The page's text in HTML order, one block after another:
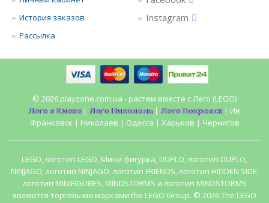
История заказов
Рассылка
Instagram
© 2026 playzone.com.ua - растем вместе с Лего (LEGO)
Лего в Киеве| Лего Никополь| Лего Покровск| Ив.
Франковск | Николаев | Одесса | Харьков | Чернигов
LEGO, логотип LEGO, Мини-фигурка, DUPLO, логотип DUPLO,
NINJAGO, логотип NINJAGO, логотип FRIENDS, логотип HIDDEN SIDE,
логотип MINIFIGURES, MINDSTORMS и логотип MINDSTORMS
являются торговыми марками the LEGO Group. © 2026 The LEGO